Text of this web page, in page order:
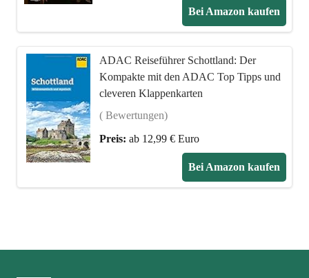
Bei Amazon kaufen
ADAC Reiseführer Schottland: Der
Kompakte mit den ADAC Top Tipps und
cleveren Klappenkarten
( Bewertungen)
Preis: ab 12,99 € Euro
Bei Amazon kaufen